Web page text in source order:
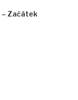
– Začátek